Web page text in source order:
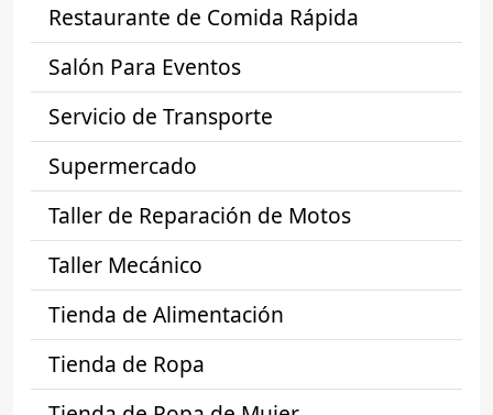
Restaurante de Comida Rápida
Salón Para Eventos
Servicio de Transporte
Supermercado
Taller de Reparación de Motos
Taller Mecánico
Tienda de Alimentación
Tienda de Ropa